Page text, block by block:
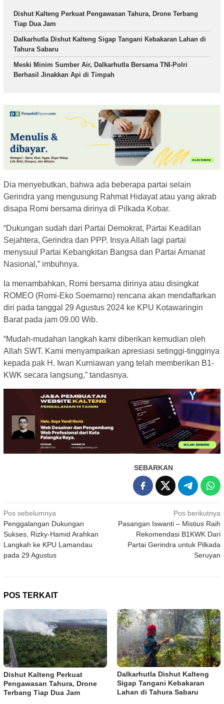
Dishut Kalteng Perkuat Pengawasan Tahura, Drone Terbang
Tiap Dua Jam
Dalkarhutla Dishut Kalteng Sigap Tangani Kebakaran Lahan di
Tahura Sabaru
Meski Minim Sumber Air, Dalkarhutla Bersama TNI-Polri
Berhasil Jinakkan Api di Timpah
Dia menyebutkan, bahwa ada beberapa partai selain
Gerindra yang mengusung Rahmat Hidayat atau yang akrab
disapa Romi bersama dirinya di Pilkada Kobar.
“Dukungan sudah dari Partai Demokrat, Partai Keadilan
Sejahtera, Gerindra dan PPP. Insya Allah lagi partai
menysuul Partai Kebangkitan Bangsa dan Partai Amanat
Nasional,” imbuhnya.
Ia menambahkan, Romi bersama dirinya atau disingkat
ROMEO (Romi-Eko Soemarno) rencana akan mendaftarkan
diri pada tanggal 29 Agustus 2024 ke KPU Kotawaringin
Barat pada jam 09.00 Wib.
“Mudah-mudahan langkah kami diberikan kemudian oleh
Allah SWT. Kami menyampaikan apresiasi setinggi-tingginya
kepada pak H. Iwan Kurniawan yang telah memberikan B1-
KWK secara langsung,” tandasnya.
SEBARKAN
Navigasi
pos
Pos sebelumnya
Penggalangan Dukungan
Sukses, Rizky-Hamid Arahkan
Langkah ke KPU Lamandau
pada 29 Agustus
Pos berikutnya
Pasangan Iswanti – Mistius Raih
Rekomendasi B1KWK Dari
Partai Gerindra untuk Pilkada
Seruyan
POS TERKAIT
Dishut Kalteng Perkuat
Pengawasan Tahura, Drone
Terbang Tiap Dua Jam
Dalkarhutla Dishut Kalteng
Sigap Tangani Kebakaran
Lahan di Tahura Sabaru